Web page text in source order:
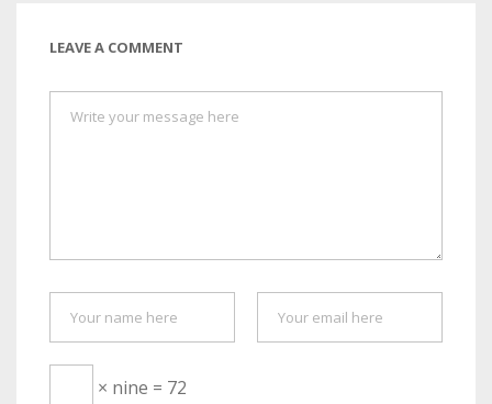
LEAVE A COMMENT
× nine = 72